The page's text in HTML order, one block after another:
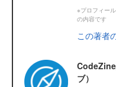
※プロフィー
の内容です
この著者
ブ）